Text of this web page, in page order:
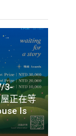
3-
正在等
Is